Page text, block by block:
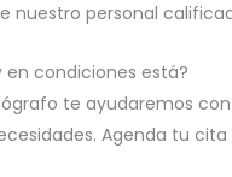
nuestro personal
condiciones está?
te ayudaremos
Agenda tu